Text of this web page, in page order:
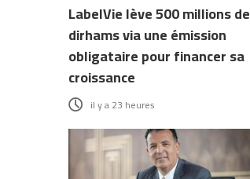
LabelVie lève 500 millions de
dirhams via une émission
obligataire pour financer sa
croissance
il y a 23 heures